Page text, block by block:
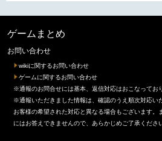
ゲームまとめ
お問い合わせ
wikiに関するお問い合わせ
ゲームに関するお問い合わせ
※通報のお問合せには基本、返信対応はおこなってお
※通報いただきました情報は、確認のうえ順次対応い
お客様の希望された対応と異なる場合もございます。
にはお答えできませんので、あらかじめご了承くださ